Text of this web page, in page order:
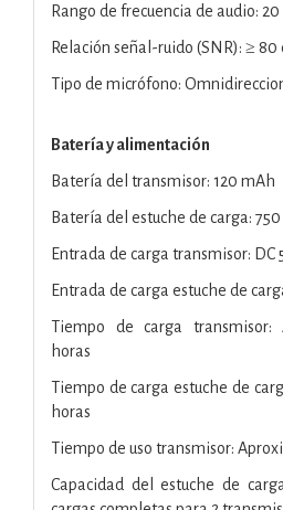
Rango de frecuencia de audio:
Relación señal-ruido (SNR): ≥ 80
Tipo de micrófono:
Batería y alimentación
Batería del transmisor: 120 mAh
Batería del estuche de carga:
Entrada de carga transmisor: DC
Entrada de carga estuche de
Tiempo de carga transmisor:
horas
Tiempo de carga estuche de
horas
Tiempo de uso transmisor:
Capacidad del estuche de